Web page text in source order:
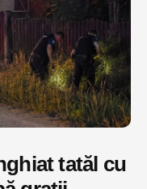
tatăl cu